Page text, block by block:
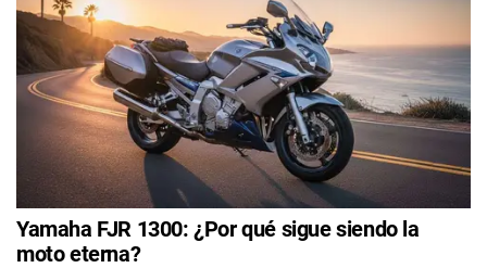
Yamaha FJR 1300: ¿Por qué sigue siendo la
moto eterna?